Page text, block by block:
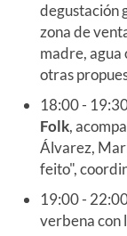
degustación
zona de
madre, agua
otras
18:00 -
Folk,
Álvarez,
feito",
19:00 -
verbena con